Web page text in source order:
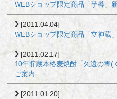
WEBショップ限定商品「芋樽」
[2011.04.04]
WEBショップ限定商品「立神蔵
[2011.02.17]
10年貯蔵本格麦焼酎「久遠の雫(
ご案内
[2011.01.20]